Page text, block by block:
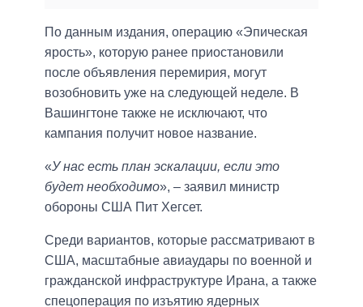
По данным издания, операцию «Эпическая
ярость», которую ранее приостановили
после объявления перемирия, могут
возобновить уже на следующей неделе. В
Вашингтоне также не исключают, что
кампания получит новое название.
«У нас есть план эскалации, если это
будет необходимо», – заявил министр
обороны США Пит Хегсет.
Среди вариантов, которые рассматривают в
США, масштабные авиаудары по военной и
гражданской инфраструктуре Ирана, а также
спецоперация по изъятию ядерных